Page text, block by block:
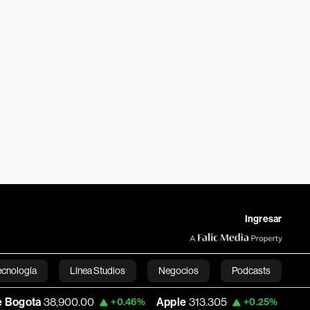
Ingresar
Línea Studios Negocios Podcasts
English
+0.46% Apple 313.305 +0.25% USD COP